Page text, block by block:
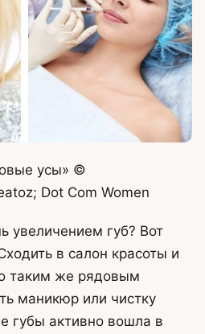
усы» ©
Dot Com Women
увеличением губ? Вот
в салон красоты и
таким же рядовым
маникюр или чистку
губы активно вошла в